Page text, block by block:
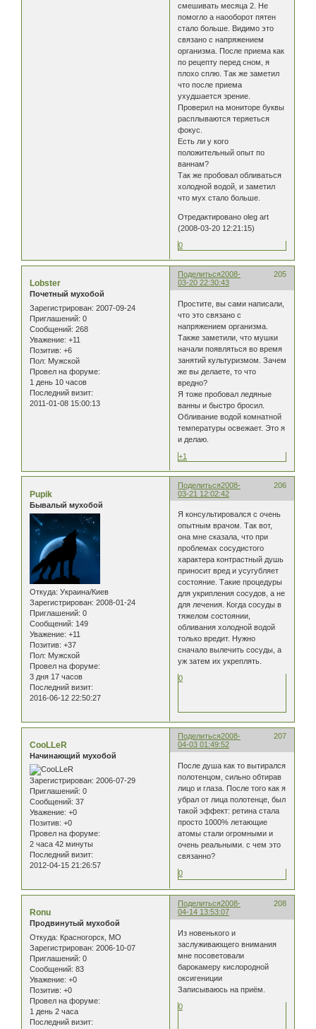
смешивать месяца 2. Не
помогло а наооборот пятен
стало больше. Видимо это
связано с напряжением
организма. После приема как
по рецепту перед сном, я
плохо сплю. Так же заметил
что после приема
ухудшается зрение.
Проверил на мониторе буквы
расплываются теряеться
фокус.
Есть ли у кого
положительный опыт по
ваннам?
Так же пробовал обливаться
холодной водой, и заметил
что мух стало больше.
Отредактировано oleg art
(2008-03-20 12:21:15)
0
Поделиться 205
2008-
03-20 22:30:43
Lobster
Почетный мухобой
Зарегистрирован: 2007-09-24
Приглашений: 0
Сообщений: 268
Уважение: +11
Позитив: +6
Пол: Мужской
Провел на форуме:
1 день 10 часов
Последний визит:
2011-01-08 15:00:13
Простите, вы сами написали,
что это связано с
напряжением организма.
Также заметили, что мушки
начали появляться во время
занятий культуризмом. Зачем
же вы делаете, то что
вредно?
Я тоже пробовал ледяные
ванны и быстро бросил.
Обливание водой комнатной
температуры освежает. Это я
и делаю.
+1
Поделиться 206
2008-
03-21 12:02:42
Pupik
Бывалый мухобой
Откуда: Украина/Киев
Зарегистрирован: 2008-01-24
Приглашений: 0
Сообщений: 149
Уважение: +11
Позитив: +37
Пол: Мужской
Провел на форуме:
3 дня 17 часов
Последний визит:
2016-06-12 22:50:27
Я консультировался с очень
опытным врачом. Так вот,
она мне сказала, что при
проблемах сосудистого
характера контрастный душь
приносит вред и усугубляет
состояние. Такие процедуры
для укрипления сосудов, а не
для лечения. Когда сосуды в
тяжелом состоянии,
обливания холодной водой
только вредит. Нужно
сначало вылечить сосуды, а
уж затем их укреплять.
0
Поделиться 207
2008-
04-03 01:49:52
CooLLeR
Начинающий мухобой
Зарегистрирован: 2006-07-29
Приглашений: 0
Сообщений: 37
Уважение: +0
Позитив: +0
Провел на форуме:
2 часа 42 минуты
Последний визит:
2012-04-15 21:26:57
После душа как то вытирался
полотенцом, сильно обтирав
лицо и глаза. После того как я
убрал от лица полотенце, был
такой эффект: ретина стала
просто 1000% летающие
атомы стали огромными и
очень реальными. с чем это
связанно?
0
Поделиться 208
2008-
04-14 13:53:07
Ronu
Продвинутый мухобой
Откуда: Красногорск, МО
Зарегистрирован: 2006-10-07
Приглашений: 0
Сообщений: 83
Уважение: +0
Позитив: +0
Провел на форуме:
1 день 2 часа
Последний визит:
Из новенького и
заслуживающего внимания
мне посоветовали
барокамеру кислородной
оксигениции
Записываюсь на приём.
0